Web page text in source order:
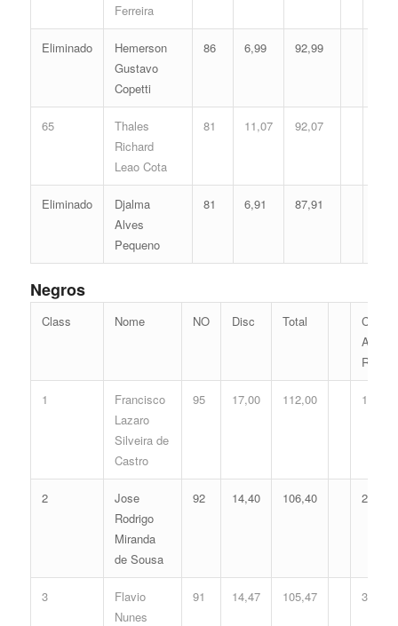
Ferreira
Eliminado
Hemerson
Gustavo
Copetti
86 6,99 92,99
65
Thales
Richard
Leao Cota
81 11,07 92,07
Eliminado
Djalma
Alves
Pequeno
81 6,91 87,91
Negros
Class Nome NO Disc Total
Class
Antes
1
Francisco
Lazaro
Silveira de
Castro
95 17,00 112,00 1
2
Jose
Rodrigo
Miranda
de Sousa
92 14,40 106,40 2
3
Flavio
Nunes
91 14,47 105,47 3